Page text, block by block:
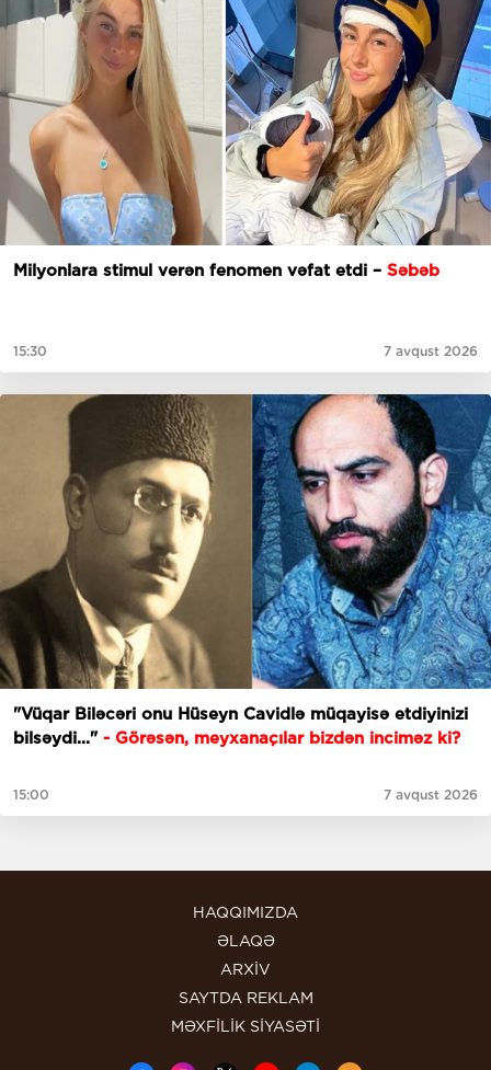
Milyonlara stimul verən fenomen vəfat etdi – Səbəb
15:30 7 avqust 2026
"Vüqar Biləcəri onu Hüseyn Cavidlə müqayisə etdiyinizi
bilsəydi..." - Görəsən, meyxanaçılar bizdən inciməz ki?
15:00 7 avqust 2026
HAQQIMIZDA
ƏLAQƏ
ARXİV
SAYTDA REKLAM
MƏXFİLİK SİYASƏTİ